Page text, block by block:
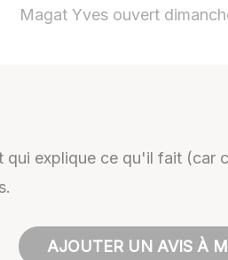
Magat Yves ouvert
explique ce qu'il fait (car
AJOUTER UN AVIS À